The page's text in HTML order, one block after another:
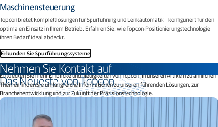
Maschinensteuerung
Topcon bietet Komplettlösungen für Spurführung und Lenkautomatik – konfiguriert für den
optimalen Einsatz in Ihrem Betrieb. Erfahren Sie, wie Topcon-Positionierungstechnologie
Ihren Bedarf ideal abdeckt.
Erkunden Sie Spurführungssysteme
Nehmen Sie Kontakt auf
Das Neueste von Topcon
Entdecken Sie mehr Einblicke und Neuigkeiten von Topcon. In unseren Artikeln zu ähnlichen
Themen finden Sie umfangreiche Informationen zu unseren führenden Lösungen, zur
Branchenentwicklung und zur Zukunft der Präzisionstechnologie.